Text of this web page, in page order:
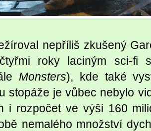
nepříliš zkušený
roky laciným sci-fi
Monsters), kde také
stopáže je vůbec nebylo
i rozpočet ve výši 160
nemalého množství